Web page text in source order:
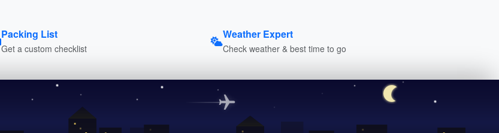
Packing List
Get a custom checklist
Weather Expert
Check weather & best time to go